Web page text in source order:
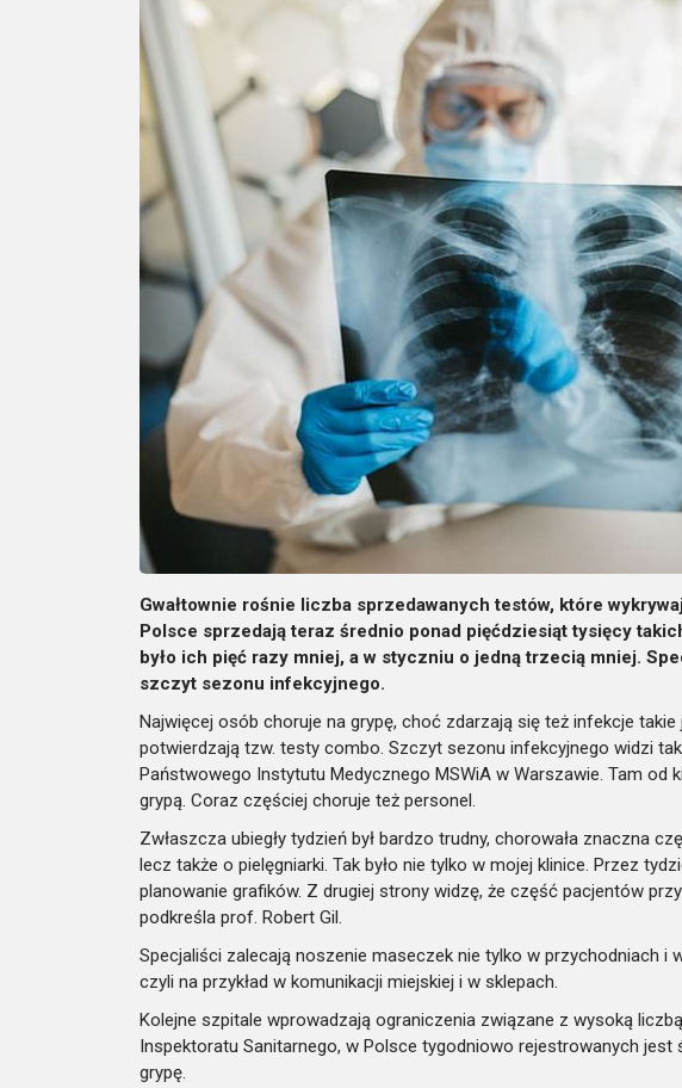
Gwałtownie rośnie liczba sprzedawanych testów, które
Polsce sprzedają teraz średnio ponad pięćdziesiąt tysięcy
było ich pięć razy mniej, a w styczniu o jedną trzecią mniej.
szczyt sezonu infekcyjnego.
Najwięcej osób choruje na grypę, choć zdarzają się też infekcje takie
potwierdzają tzw. testy combo. Szczyt sezonu infekcyjnego widzi
Państwowego Instytutu Medycznego MSWiA w Warszawie. Tam od
grypą. Coraz częściej choruje też personel.
Zwłaszcza ubiegły tydzień był bardzo trudny, chorowała znaczna
lecz także o pielęgniarki. Tak było nie tylko w mojej klinice. Przez
planowanie grafików. Z drugiej strony widzę, że część pacjentów
podkreśla prof. Robert Gil.
Specjaliści zalecają noszenie maseczek nie tylko w przychodniach i
czyli na przykład w komunikacji miejskiej i w sklepach.
Kolejne szpitale wprowadzają ograniczenia związane z wysoką
Inspektoratu Sanitarnego, w Polsce tygodniowo rejestrowanych
grypę.